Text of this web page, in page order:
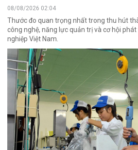
08/08/2026 02:04
Thước đo quan trọng nhất trong thu hút
công nghệ, năng lực quản trị và cơ hội
nghiệp Việt Nam.